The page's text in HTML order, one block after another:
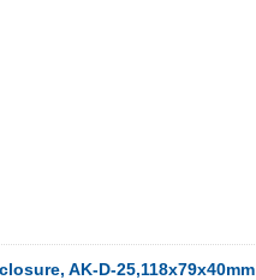
AK-D-25,118x79x40mm